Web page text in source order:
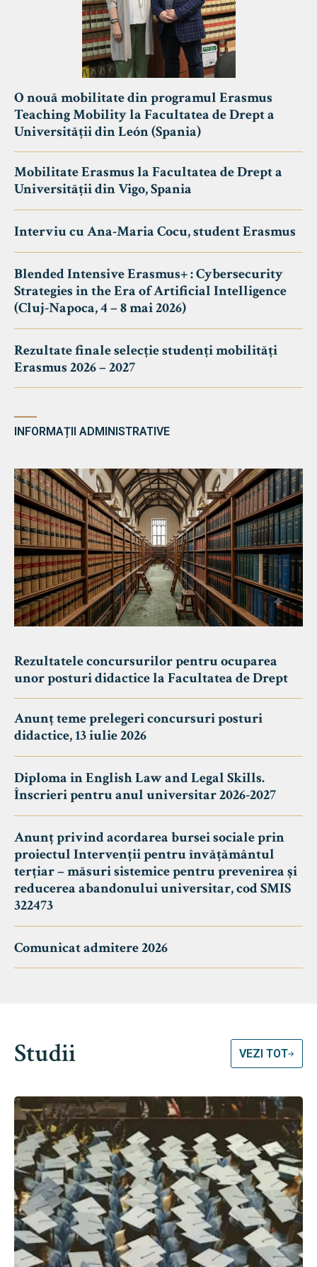
O nouă mobilitate din programul Erasmus
Teaching Mobility la Facultatea de Drept a
Universității din León (Spania)
Mobilitate Erasmus la Facultatea de Drept a
Universității din Vigo, Spania
Interviu cu Ana-Maria Cocu, student Erasmus
Blended Intensive Erasmus+ : Cybersecurity
Strategies in the Era of Artificial Intelligence
(Cluj-Napoca, 4 – 8 mai 2026)
Rezultate finale selecție studenți mobilități
Erasmus 2026 – 2027
INFORMAȚII ADMINISTRATIVE
Rezultatele concursurilor pentru ocuparea
unor posturi didactice la Facultatea de Drept
Anunț teme prelegeri concursuri posturi
didactice, 13 iulie 2026
Diploma in English Law and Legal Skills.
Înscrieri pentru anul universitar 2026-2027
Anunț privind acordarea bursei sociale prin
proiectul Intervenții pentru învățământul
terțiar – măsuri sistemice pentru prevenirea și
reducerea abandonului universitar, cod SMIS
322473
Comunicat admitere 2026
Studii VEZI TOT